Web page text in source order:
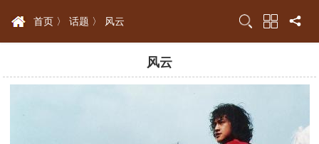
首页 〉 话题 〉 风云
风云